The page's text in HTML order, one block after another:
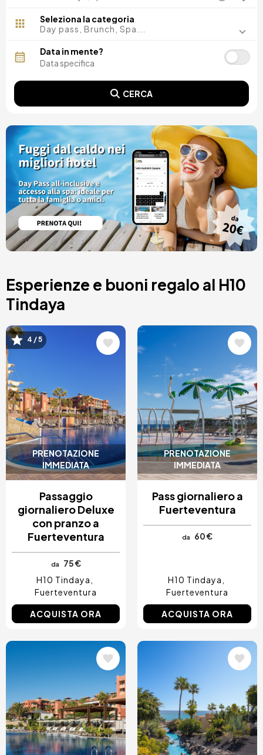
Malaga, Spagna
Costa del Sol, Spagna
Tarragona, Spagna
Tenerife, Spagna
Alicante, Spagna
Pontevedra, Spagna
Lisbona, Portugal
Menorca, Spagna
Girona, Spagna
Gran Canaria, Spagna
Roma, Italia
Valencia, Spagna
Granada, Spagna
Oporto, Portugal
Punta Cana, Repubblica Dominicana
Caceres, Spagna
Parres, Spagna
Bilbao, Spagna
Cancun, Mexico
Amsterdam, Paesi Bassi
Seleziona la categoria
Day pass, Brunch, Spa...
Data in mente?
CERCA
Esperienze e buoni regalo al H10
Tindaya
PRENOTAZIONE
IMMEDIATA
Immagine
4 / 5
Passaggio
giornaliero Deluxe
con pranzo a
Fuerteventura
da
75 €
H10 Tindaya
Fuerteventura
ACQUISTA ORA
PRENOTAZIONE
IMMEDIATA
Immagine
Pass giornaliero a
Fuerteventura
da 60 €
H10 Tindaya
Fuerteventura
ACQUISTA ORA
Immagine